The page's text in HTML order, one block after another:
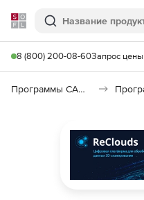
Softline
Поиск
8 (800) 200-08-60Запрос цены
Программы САПР и ГИС